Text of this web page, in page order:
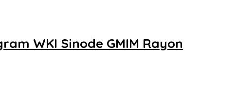
WKI Sinode GMIM Rayon